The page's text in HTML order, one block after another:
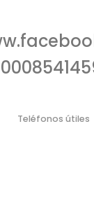
Teléfonos útiles